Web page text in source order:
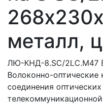
металл,
ЛЮ-КНД-8.SC/2LC.М47
Волоконно-оптические
соединения